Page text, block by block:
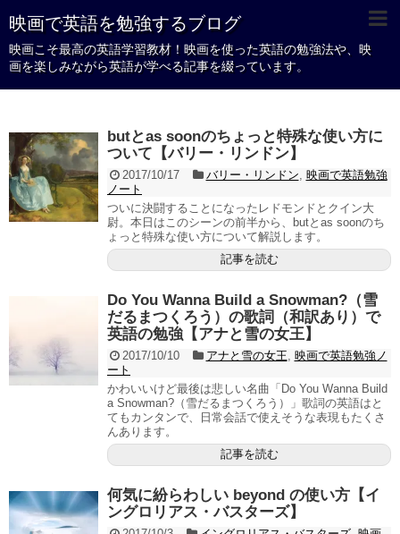
映画で英語を勉強するブログ
映画こそ最高の英語学習教材！映画を使った英語の勉強法や、映
画を楽しみながら英語が学べる記事を綴っています。
butとas soonのちょっと特殊な使い方に
ついて【バリー・リンドン】
2017/10/17 バリー・リンドン, 映画で英語勉強
ノート
ついに決闘することになったレドモンドとクイン大
尉。本日はこのシーンの前半から、butとas soonのち
ょっと特殊な使い方について解説します。
記事を読む
Do You Wanna Build a Snowman?（雪
だるまつくろう）の歌詞（和訳あり）で
英語の勉強【アナと雪の女王】
2017/10/10 アナと雪の女王, 映画で英語勉強ノ
ート
かわいいけど最後は悲しい名曲「Do You Wanna Build
a Snowman?（雪だるまつくろう）」歌詞の英語はと
てもカンタンで、日常会話で使えそうな表現もたくさ
んあります。
記事を読む
何気に紛らわしい beyond の使い方【イ
ングロリアス・バスターズ】